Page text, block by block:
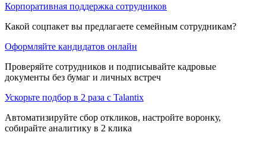
Корпоративная поддержка сотрудников
Какой соцпакет вы предлагаете семейным сотрудникам?
Оформляйте кандидатов онлайн
Проверяйте сотрудников и подписывайте кадровые
документы без бумаг и личных встреч
Ускорьте подбор в 2 раза с Talantix
Автоматизируйте сбор откликов, настройте воронку,
собирайте аналитику в 2 клика